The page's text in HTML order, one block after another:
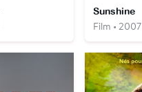
Sunshine
Film • 2007